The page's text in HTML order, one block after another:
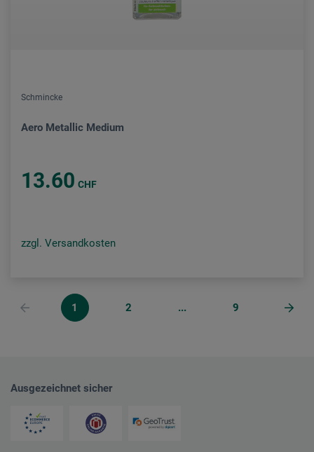
Schmincke
Aero Metallic Medium
13.60 CHF
zzgl. Versandkosten
1 2 ... 9
Ausgezeichnet sicher